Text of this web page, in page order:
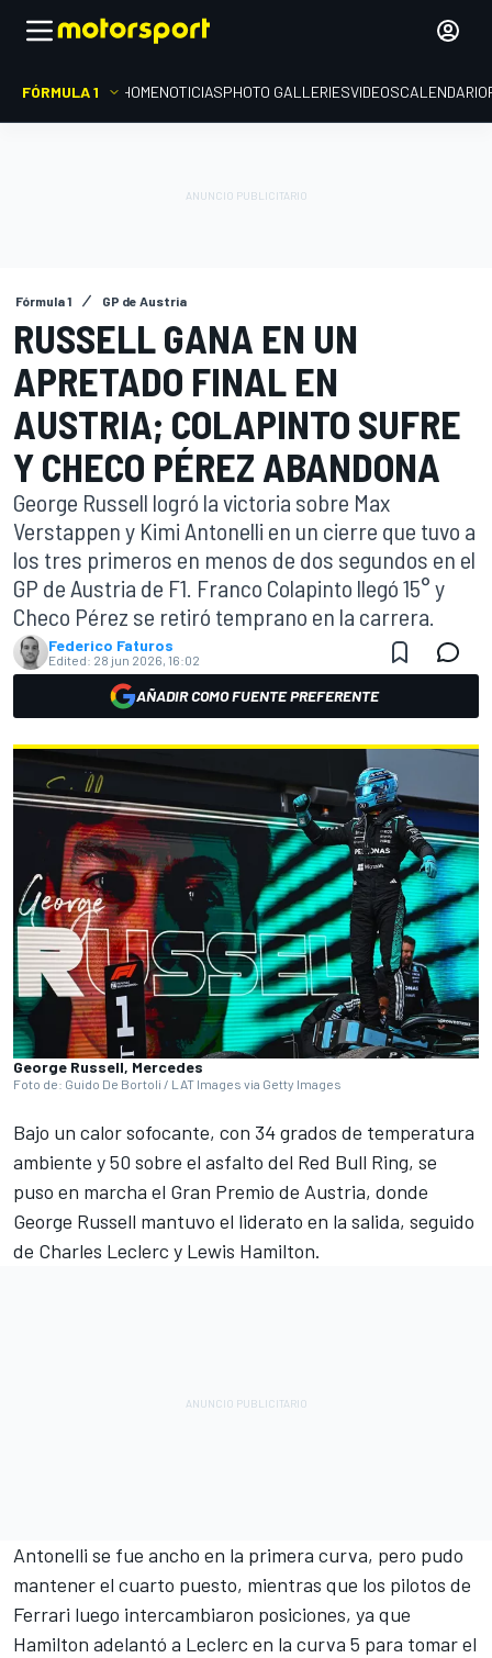
FÓRMULA 1 HOMENOTICIASPHOTO GALLERIESVIDEOSCALENDARIO
Fórmula 1 GP de Austria
RUSSELL GANA EN UN
APRETADO FINAL EN
AUSTRIA; COLAPINTO SUFRE
Y CHECO PÉREZ ABANDONA
George Russell logró la victoria sobre Max
Verstappen y Kimi Antonelli en un cierre que tuvo a
los tres primeros en menos de dos segundos en el
GP de Austria de F1. Franco Colapinto llegó 15° y
Checo Pérez se retiró temprano en la carrera.
Federico Faturos
Edited: 28 jun 2026, 16:02
AÑADIR COMO FUENTE PREFERENTE
George Russell, Mercedes
Foto de: Guido De Bortoli / LAT Images via Getty Images
Bajo un calor sofocante, con 34 grados de temperatura
ambiente y 50 sobre el asfalto del Red Bull Ring, se
puso en marcha el Gran Premio de Austria, donde
George Russell mantuvo el liderato en la salida, seguido
de Charles Leclerc y Lewis Hamilton.
Antonelli se fue ancho en la primera curva, pero pudo
mantener el cuarto puesto, mientras que los pilotos de
Ferrari luego intercambiaron posiciones, ya que
Hamilton adelantó a Leclerc en la curva 5 para tomar el